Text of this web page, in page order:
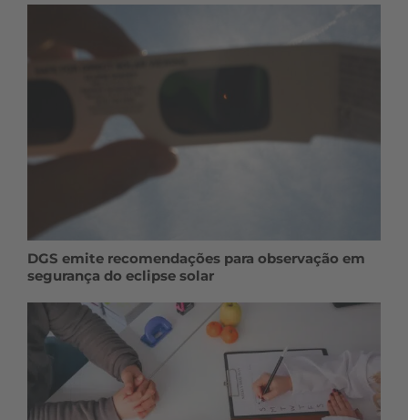
DGS emite recomendações para observação em
segurança do eclipse solar